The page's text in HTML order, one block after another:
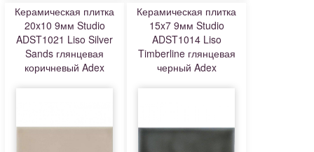
Керамическая плитка
20x10 9мм Studio
ADST1021 Liso Silver
Sands глянцевая
коричневый Adex
Керамическая плитка
15x7 9мм Studio
ADST1014 Liso
Timberline глянцевая
черный Adex